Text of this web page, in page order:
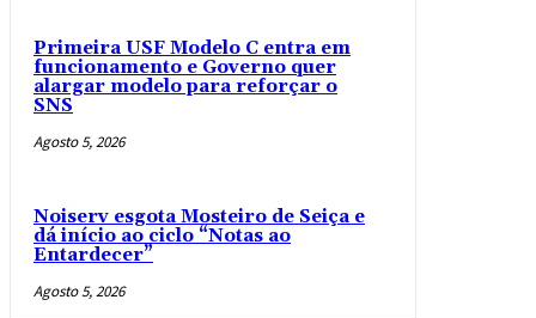
Primeira USF Modelo C entra em
funcionamento e Governo quer
alargar modelo para reforçar o
SNS
Agosto 5, 2026
Noiserv esgota Mosteiro de Seiça e
dá início ao ciclo “Notas ao
Entardecer”
Agosto 5, 2026